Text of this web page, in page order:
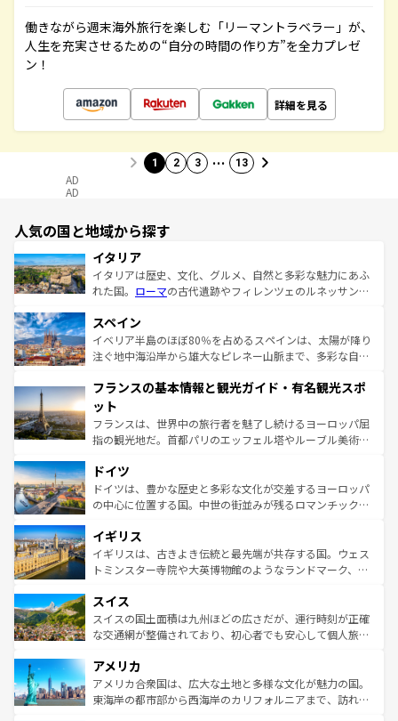
働きながら週末海外旅行を楽しむ「リーマントラベラー」が、
人生を充実させるための“自分の時間の作り方”を全力プレゼ
ン！
詳細を見る
1 2 3 … 13
AD
AD
人気の国と地域から探す
イタリア
イタリアは歴史、文化、グルメ、自然と多彩な魅力にあふ
れた国。 ローマの古代遺跡やフィレンツェのルネッサンス
ろん、トスカーナの美しい田園風景やアマルフィ海岸の絶
景など、自然景観も見逃せない。観光の合間には、本場の
ピザやパスタなど、絶品のイタリア料理を堪能することも
ませてくれるイタリアで、忘れられない旅をしてみよう！
なお、新着のイタリア情報は
しい。
スペイン
イベリア半島のほぼ80％を占めるスペインは、太陽が降り
注ぐ地中海沿岸から雄大なピレネー山脈まで、多彩な自然
文化が根付くこの国では、情熱的なフラメンコ、熱気あふ
れる闘牛、そして美味しいタパスが生活の一部となってい
る。首都マドリードの洗練された雰囲気や、バルセロナの
アートに溢れた街角から、地方では古代ローマ遺跡や中世
せる。地方によって風土や気候が異なるスペインはその個
性で訪れる人を魅了する。 なお、新着のスペイン情報は コ
ンテンツ一覧を参照してほしい。
フランスの基本情報と観光ガイド・有名観光スポ
ット
フランスは、世界中の旅行者を魅了し続けるヨーロッパ屈
指の観光地だ。首都パリのエッフェル塔やルーブル美術館
で、幅広い魅力が詰まっている。華麗な宮殿、歴史的な大
聖堂、美しいビーチ、そして豊かな自然が、訪れる者を心
から魅了する。また、フランスは美食の国としても知ら
いる。シャンパンの発祥地であるランス、プロヴァンスの
香り高いラベンダー畑など、多彩な楽しみ方が可能だ。さ
らに、パリ以外の地域にも魅力が溢れており、どの街角に
れる地方に足を運ぶとそれぞれで全く異なる文化を体験で
きるだろう。 なお、新着のフランス情報はコンテンツ一覧
を参照してほしい。
ドイツ
ドイツは、豊かな歴史と多彩な文化が交差するヨーロッパ
の中心に位置する国。中世の街並みが残るロマンチック街
顔を持つこの国は、どこを歩いても飽きることがない。ベ
ルリンの文化的活気、バイエルン州のアルプスの絶景、そ
してライン川沿いのワイン畑といった風景は必見。ビール
は、お酒好きな人にはぜひ体験してほしい。 なお、新着の
ドイツ情報はコンテンツ一覧を参照してほしい。
イギリス
イギリスは、古きよき伝統と最先端が共存する国。ウェス
トミンスター寺院や大英博物館のようなランドマーク、歴
リアごとに異なる魅力がある。また、優雅なアフタヌーン
ティー、ビール好きにはたまらない英国パブ、サッカー観
戦など、本場だからこそできる体験も豊富。イギリスを旅
ンツ一覧を参照してほしい。
スイス
スイスの国土面積は九州ほどの広さだが、運行時刻が正確
な交通網が整備されており、初心者でも安心して個人旅行
の建物がそのまま残る町や、スイスならではのユニークな
博物館もあり、アルプス観光だけでなく町歩きも満喫する
ことができる。国民の所得が高いため物価も高いが、旅行
アメリカ
アメリカ合衆国は、広大な土地と多様な文化が魅力の国。
東海岸の都市部から西海岸のカリフォルニアまで、訪れる